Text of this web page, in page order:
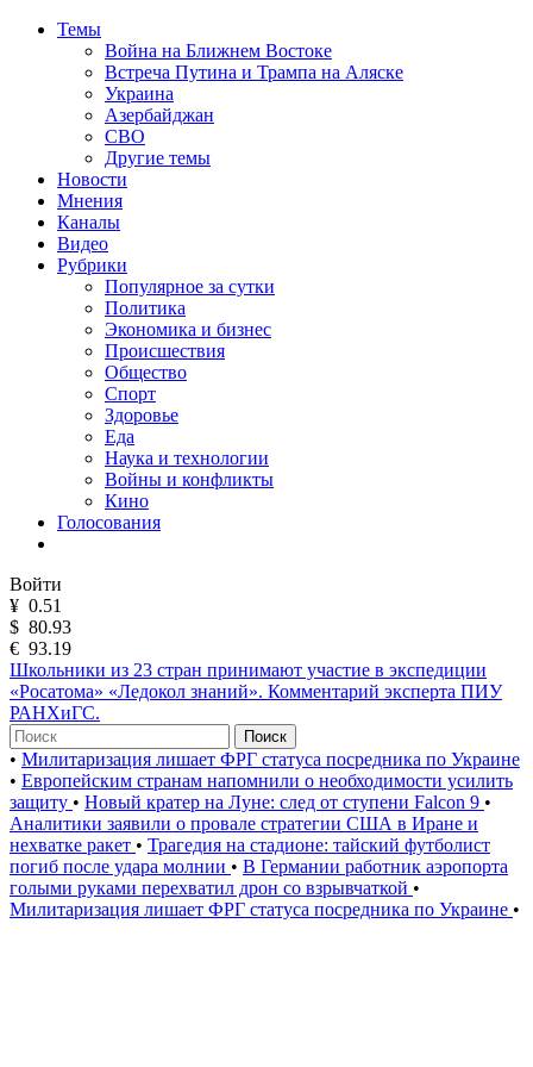
Темы
Война на Ближнем Востоке
Встреча Путина и Трампа на Аляске
Украина
Азербайджан
СВО
Другие темы
Новости
Мнения
Каналы
Видео
Рубрики
Популярное за сутки
Политика
Экономика и бизнес
Происшествия
Общество
Спорт
Здоровье
Еда
Наука и технологии
Войны и конфликты
Кино
Голосования
Войти
¥ 0.51
$ 80.93
€ 93.19
Школьники из 23 стран принимают участие в экспедиции
«Росатома» «Ледокол знаний». Комментарий эксперта ПИУ
РАНХиГС.
Поиск
• Милитаризация лишает ФРГ статуса посредника по Украине
• Европейским странам напомнили о необходимости усилить
защиту • Новый кратер на Луне: след от ступени Falcon 9 •
Аналитики заявили о провале стратегии США в Иране и
нехватке ракет • Трагедия на стадионе: тайский футболист
погиб после удара молнии • В Германии работник аэропорта
голыми руками перехватил дрон со взрывчаткой •
Милитаризация лишает ФРГ статуса посредника по Украине •